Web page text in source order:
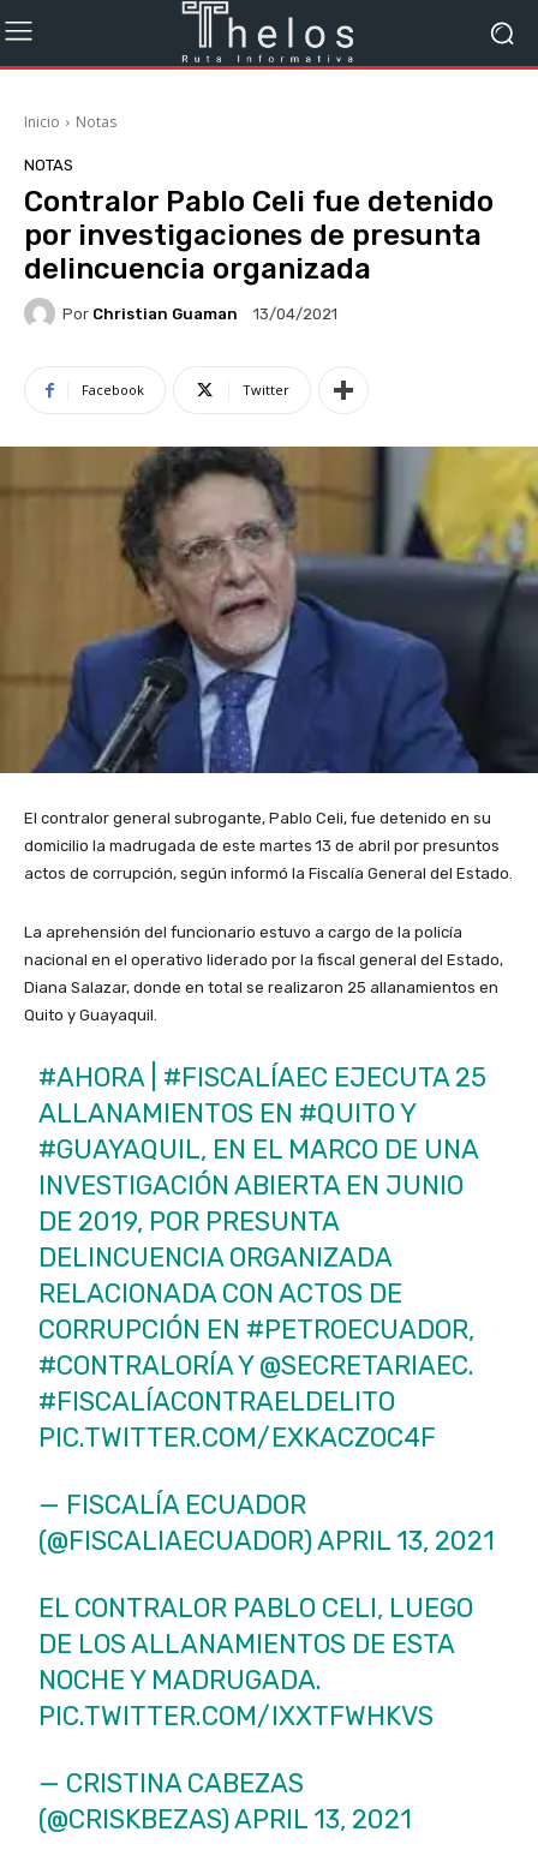
Inicio Notas
NOTAS
Contralor Pablo Celi fue detenido
por investigaciones de presunta
delincuencia organizada
Por Christian Guaman 13/04/2021
Facebook Twitter
El contralor general subrogante, Pablo Celi, fue detenido en su
domicilio la madrugada de este martes 13 de abril por presuntos
actos de corrupción, según informó la Fiscalía General del Estado.
La aprehensión del funcionario estuvo a cargo de la policía
nacional en el operativo liderado por la fiscal general del Estado,
Diana Salazar, donde en total se realizaron 25 allanamientos en
Quito y Guayaquil.
#AHORA| #FISCALÍAEC EJECUTA 25
ALLANAMIENTOS EN #QUITOY
#GUAYAQUIL, EN EL MARCO DE UNA
INVESTIGACIÓN ABIERTA EN JUNIO
DE 2019, POR PRESUNTA
DELINCUENCIA ORGANIZADA
RELACIONADA CON ACTOS DE
CORRUPCIÓN EN #PETROECUADOR,
#CONTRALORÍAY@SECRETARIAEC.
#FISCALÍACONTRAELDELITO
PIC.TWITTER.COM/EXKACZOC4F
— FISCALÍA ECUADOR
(@FISCALIAECUADOR)APRIL 13, 2021
EL CONTRALOR PABLO CELI, LUEGO
DE LOS ALLANAMIENTOS DE ESTA
NOCHE Y MADRUGADA.
PIC.TWITTER.COM/IXXTFWHKVS
— CRISTINA CABEZAS
(@CRISKBEZAS)APRIL 13, 2021